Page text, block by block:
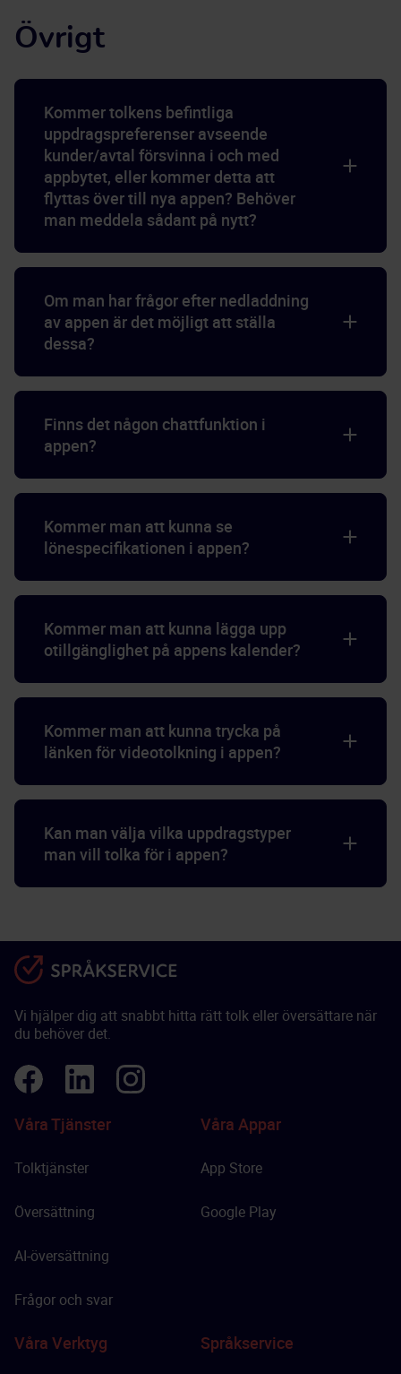
Övrigt
Kommer tolkens befintliga
uppdragspreferenser avseende
kunder/avtal försvinna i och med
appbytet, eller kommer detta att
flyttas över till nya appen? Behöver
man meddela sådant på nytt?
Om man har frågor efter nedladdning
av appen är det möjligt att ställa
dessa?
Finns det någon chattfunktion i
appen?
Kommer man att kunna se
lönespecifikationen i appen?
Kommer man att kunna lägga upp
otillgänglighet på appens kalender?
Kommer man att kunna trycka på
länken för videotolkning i appen?
Kan man välja vilka uppdragstyper
man vill tolka för i appen?
Vi hjälper dig att snabbt hitta rätt tolk eller översättare när
du behöver det.
Våra Tjänster
Tolktjänster
Översättning
AI-översättning
Frågor och svar
Våra Appar
App Store
Google Play
Våra Verktyg Språkservice